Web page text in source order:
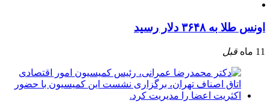
اونس طلا به ۳۶۴۸ دلار رسید
11 ماه قبل